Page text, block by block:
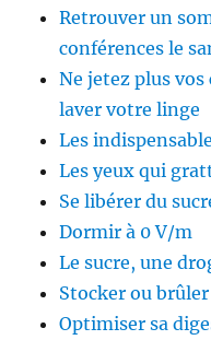
Retrouver un
conférences le
Ne jetez plus
laver votre linge
Les
Les yeux qui
Se libérer du
Dormir à 0 V/m
Le sucre, une
Stocker ou brûler
Optimiser sa